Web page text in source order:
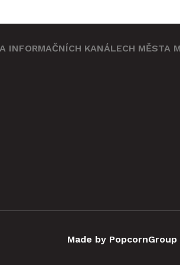
INFORMAČNÍCH KANÁLECH MĚSTA
Made by PopcornGroup